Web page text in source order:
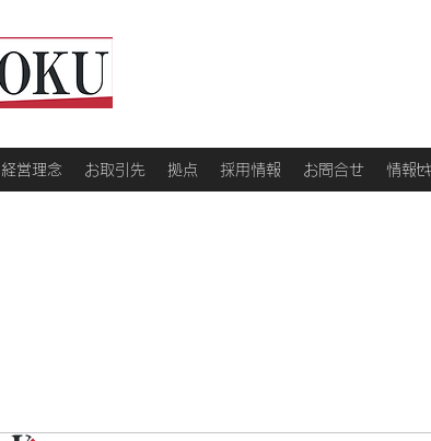
経営理念 お取引先 拠点 採用情報 お問合せ 情報ｾ